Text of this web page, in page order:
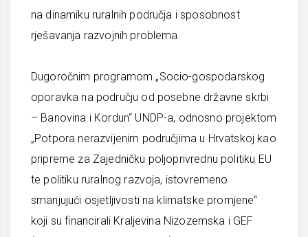
na dinamiku ruralnih područja i sposobnost
rješavanja razvojnih problema.
Dugoročnim programom „Socio-gospodarskog
oporavka na području od posebne državne skrbi
– Banovina i Kordun“ UNDP-a, odnosno projektom
„Potpora nerazvijenim područjima u Hrvatskoj kao
pripreme za Zajedničku poljoprivrednu politiku EU
te politiku ruralnog razvoja, istovremeno
smanjujući osjetljivosti na klimatske promjene“
koji su financirali Kraljevina Nizozemska i GEF